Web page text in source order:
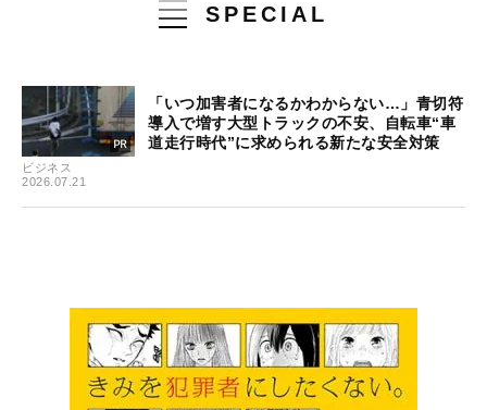
SPECIAL
ビジネス
2026.07.21
「いつ加害者になるかわからない…」青切符
導入で増す大型トラックの不安、自転車“車
道走行時代”に求められる新たな安全対策